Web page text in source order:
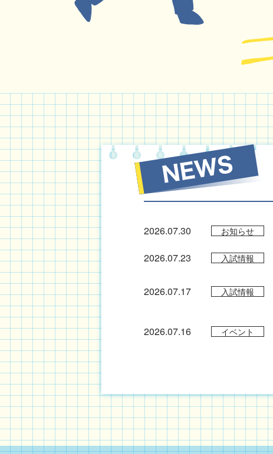
2026.07.30 お知らせ
2026.07.23
入試情報
2026.07.17 入試情報
2026.07.16 イベント